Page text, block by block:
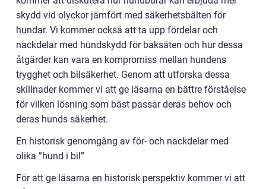
skydd vid olyckor jämfört med säkerhetsbälten för
hundar. Vi kommer också att ta upp fördelar och
nackdelar med hundskydd för baksäten och hur dessa
åtgärder kan vara en kompromiss mellan hundens
trygghet och bilsäkerhet. Genom att utforska dessa
skillnader kommer vi att ge läsarna en bättre förståelse
för vilken lösning som bäst passar deras behov och
deras hunds säkerhet.
En historisk genomgång av för- och nackdelar med
olika ”hund i bil”
För att ge läsarna en historisk perspektiv kommer vi att